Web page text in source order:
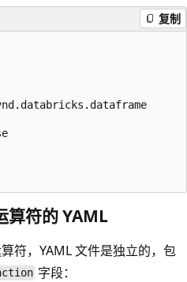
复制
算符的 YAML
符，YAML 文件是独立的，包
字段：